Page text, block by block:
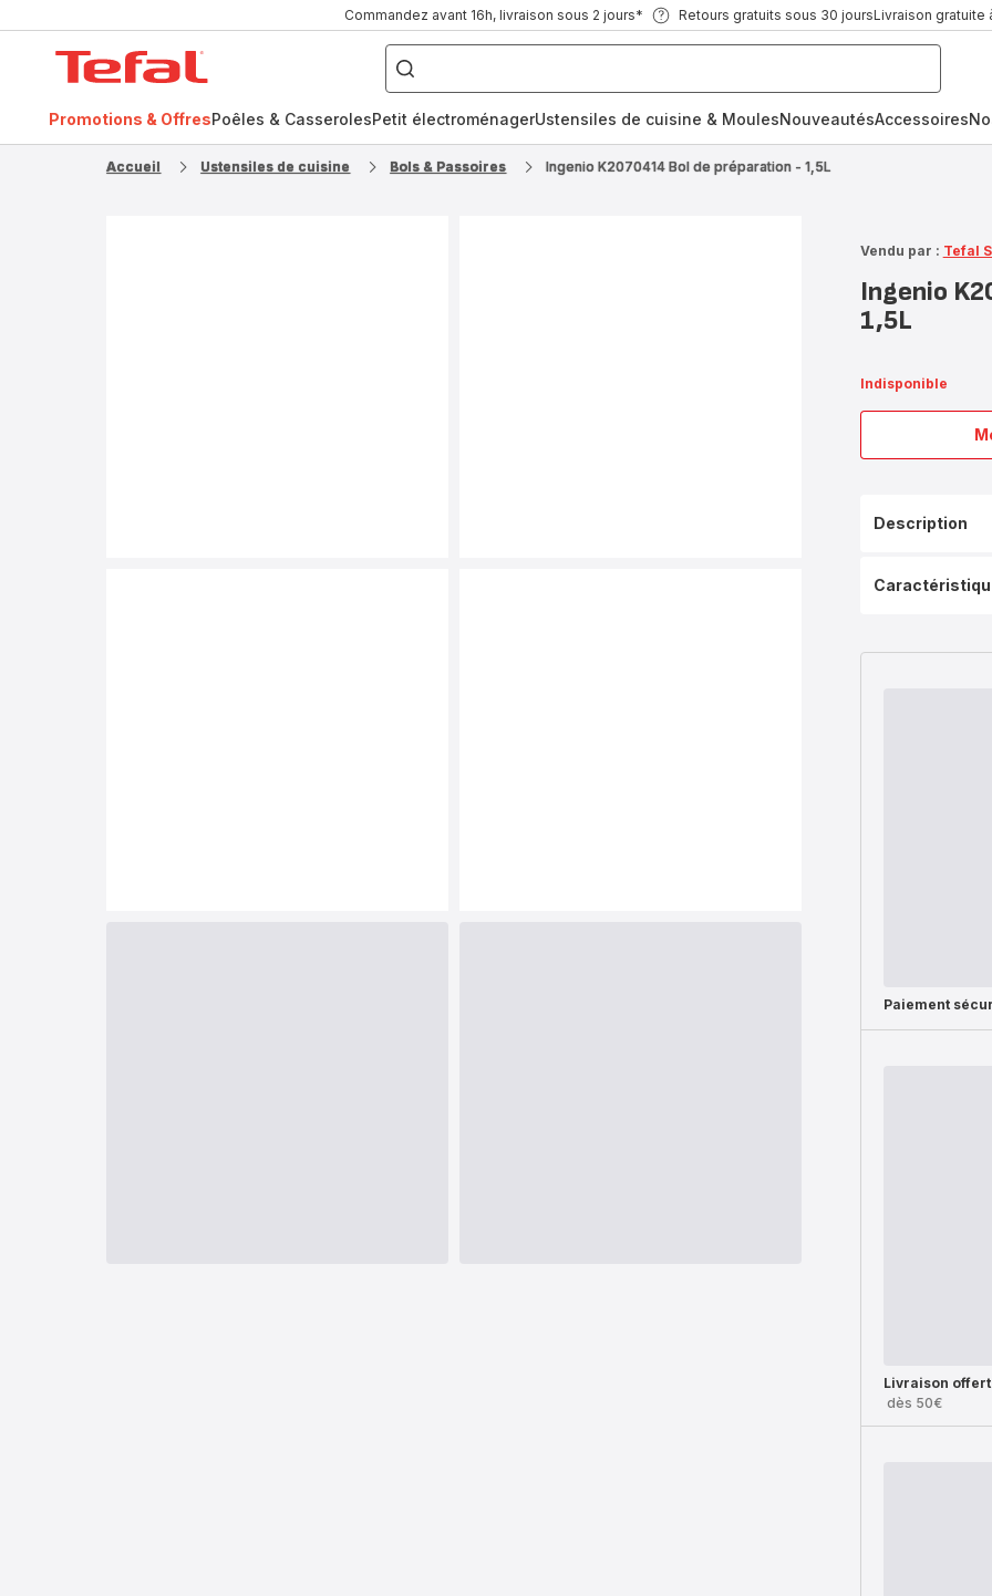
Commandez avant 16h, livraison sous 2 jours* Retours gratuits sous 30 joursLivraison gratuite
Que
recherchez-
vous
Promotions & OffresPoêles & CasserolesPetit électroménagerUstensiles de cuisine & MoulesNouveautésAccessoires
Accueil Ustensiles de cuisine Bols & Passoires Ingenio K2070414 Bol de préparation - 1,5L
Vendu par : Tefal
Ingenio
1,5L
Indisponible
Description
Paiement
Livraison
dès 50€